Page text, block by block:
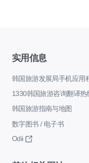
实用信息
韩国旅游发展局手机应用
1330韩国旅游咨询翻译热
韩国旅游指南与地图
数字图书 / 电子书
Odii